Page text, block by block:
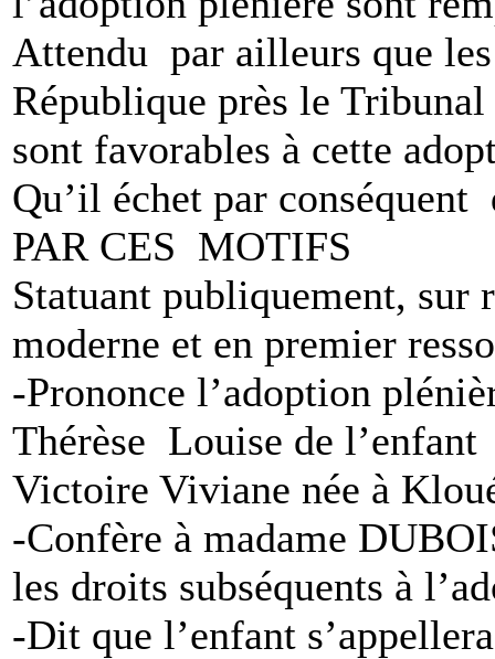
Attendu par ailleurs que
République près le
sont favorables à cette
Qu’il échet par
PAR CES MOTIFS
Statuant publiquement, sur
moderne et en premier
-Prononce l’adoption
Thérèse Louise de
Victoire Viviane née à
-Confère à madame
les droits subséquents à
-Dit que l’enfant